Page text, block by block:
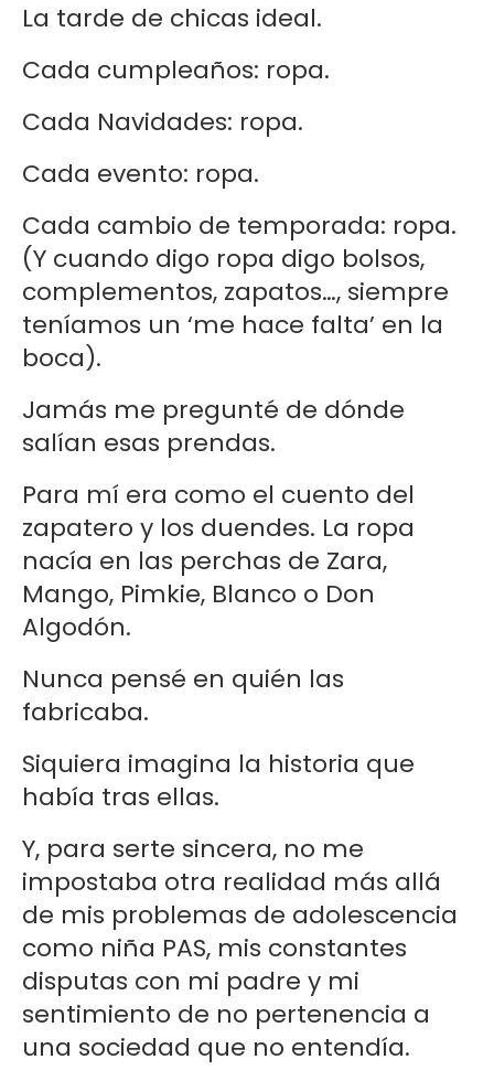
La tarde de chicas ideal.
Cada cumpleaños: ropa.
Cada Navidades: ropa.
Cada evento: ropa.
Cada cambio de temporada: ropa.
(Y cuando digo ropa digo bolsos,
complementos, zapatos…, siempre
teníamos un ‘me hace falta’ en la
boca).
Jamás me pregunté de dónde
salían esas prendas.
Para mí era como el cuento del
zapatero y los duendes. La ropa
nacía en las perchas de Zara,
Mango, Pimkie, Blanco o Don
Algodón.
Nunca pensé en quién las
fabricaba.
Siquiera imagina la historia que
había tras ellas.
Y, para serte sincera, no me
impostaba otra realidad más allá
de mis problemas de adolescencia
como niña PAS, mis constantes
disputas con mi padre y mi
sentimiento de no pertenencia a
una sociedad que no entendía.